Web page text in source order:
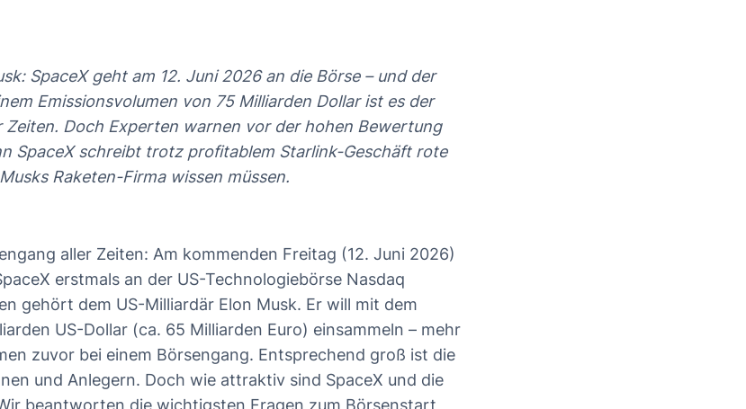
diesem Artikel
bei der SpaceX-Aktie?
einen ETF investieren?
SpaceX geht am 12. Juni 2026 an die Börse – und der
Emissionsvolumen von 75 Milliarden Dollar ist es der
Zeiten. Doch Experten warnen vor der hohen Bewertung
SpaceX schreibt trotz profitablem Starlink-Geschäft rote
Raketen-Firma wissen müssen.
aller Zeiten: Am kommenden Freitag (12. Juni 2026)
erstmals an der US-Technologiebörse Nasdaq
gehört dem US-Milliardär Elon Musk. Er will mit dem
US-Dollar (ca. 65 Milliarden Euro) einsammeln – mehr
zuvor bei einem Börsengang. Entsprechend groß ist die
und Anlegern. Doch wie attraktiv sind SpaceX und die
beantworten die wichtigsten Fragen zum Börsenstart